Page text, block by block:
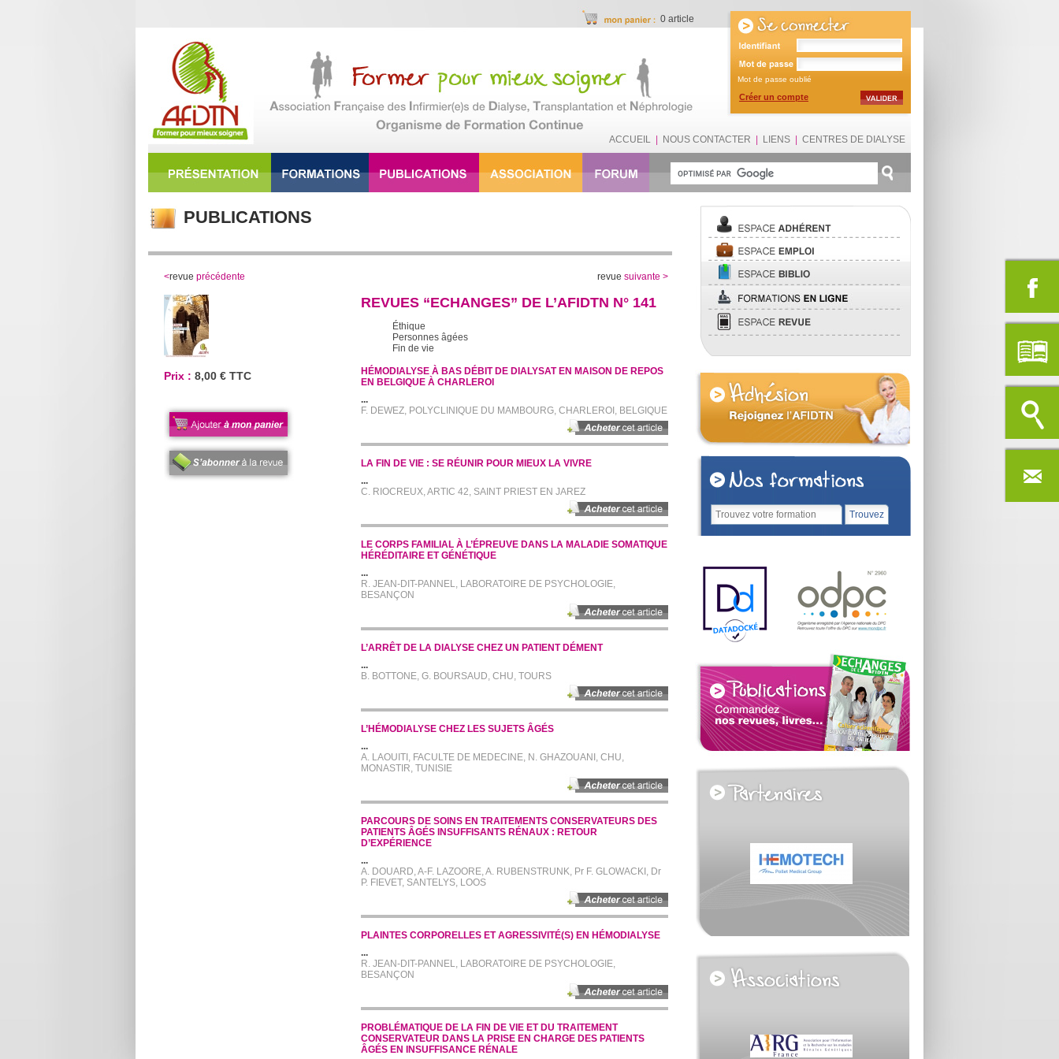
0 article
Mot de passe oublié
Créer un compte
ACCUEIL NOUS CONTACTER LIENS CENTRES DE DIALYSE
PUBLICATIONS
<revue précédente revue suivante >
Prix : 8,00 € TTC
REVUES “ECHANGES” DE L’AFIDTN N° 141
Éthique
Personnes âgées
Fin de vie
HÉMODIALYSE À BAS DÉBIT DE DIALYSAT EN MAISON DE REPOS
EN BELGIQUE À CHARLEROI
...
F. DEWEZ, POLYCLINIQUE DU MAMBOURG, CHARLEROI, BELGIQUE
LA FIN DE VIE : SE RÉUNIR POUR MIEUX LA VIVRE
...
C. RIOCREUX, ARTIC 42, SAINT PRIEST EN JAREZ
LE CORPS FAMILIAL À L’ÉPREUVE DANS LA MALADIE SOMATIQUE
HÉRÉDITAIRE ET GÉNÉTIQUE
...
R. JEAN-DIT-PANNEL, LABORATOIRE DE PSYCHOLOGIE,
BESANÇON
L’ARRÊT DE LA DIALYSE CHEZ UN PATIENT DÉMENT
...
B. BOTTONE, G. BOURSAUD, CHU, TOURS
L’HÉMODIALYSE CHEZ LES SUJETS ÂGÉS
...
A. LAOUITI, FACULTE DE MEDECINE, N. GHAZOUANI, CHU,
MONASTIR, TUNISIE
PARCOURS DE SOINS EN TRAITEMENTS CONSERVATEURS DES
PATIENTS ÂGÉS INSUFFISANTS RÉNAUX : RETOUR
D’EXPÉRIENCE
...
A. DOUARD, A-F. LAZOORE, A. RUBENSTRUNK, Pr F. GLOWACKI, Dr
P. FIEVET, SANTELYS, LOOS
PLAINTES CORPORELLES ET AGRESSIVITÉ(S) EN HÉMODIALYSE
...
R. JEAN-DIT-PANNEL, LABORATOIRE DE PSYCHOLOGIE,
BESANÇON
PROBLÉMATIQUE DE LA FIN DE VIE ET DU TRAITEMENT
CONSERVATEUR DANS LA PRISE EN CHARGE DES PATIENTS
ÂGÉS EN INSUFFISANCE RÉNALE